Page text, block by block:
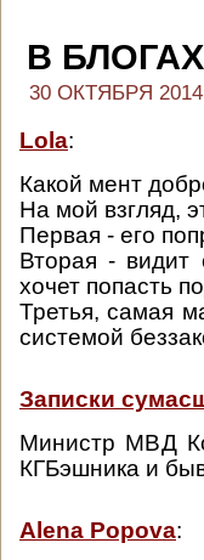
В БЛОГАХ
30 ОКТЯБРЯ 2014
Lola:
Какой мент
На мой взгляд,
Первая - его
Вторая - видит
хочет попасть
Третья, самая
системой
Записки
Министр МВД
КГБэшника и
Alena Popova: